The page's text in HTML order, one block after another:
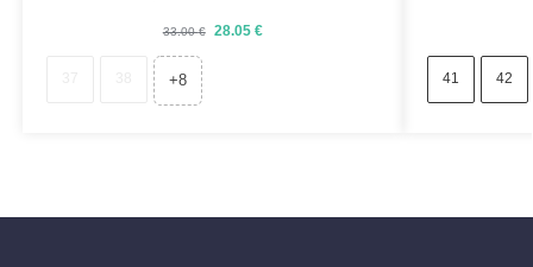
33.00€ 28.05 €
+8 41 42